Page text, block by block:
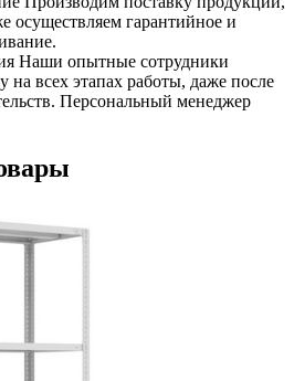
осуществляем гарантийное и
Наши опытные сотрудники
на всех этапах работы, даже после
Персональный менеджер